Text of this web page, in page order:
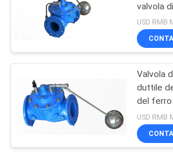
RICHIEDERE
PREVENTIVO
MAPPA
DEL
Valvola a sfera
messa molle
valvola
livellata
rivestito
USD RMB
Valvola
duttile
del
USD RMB